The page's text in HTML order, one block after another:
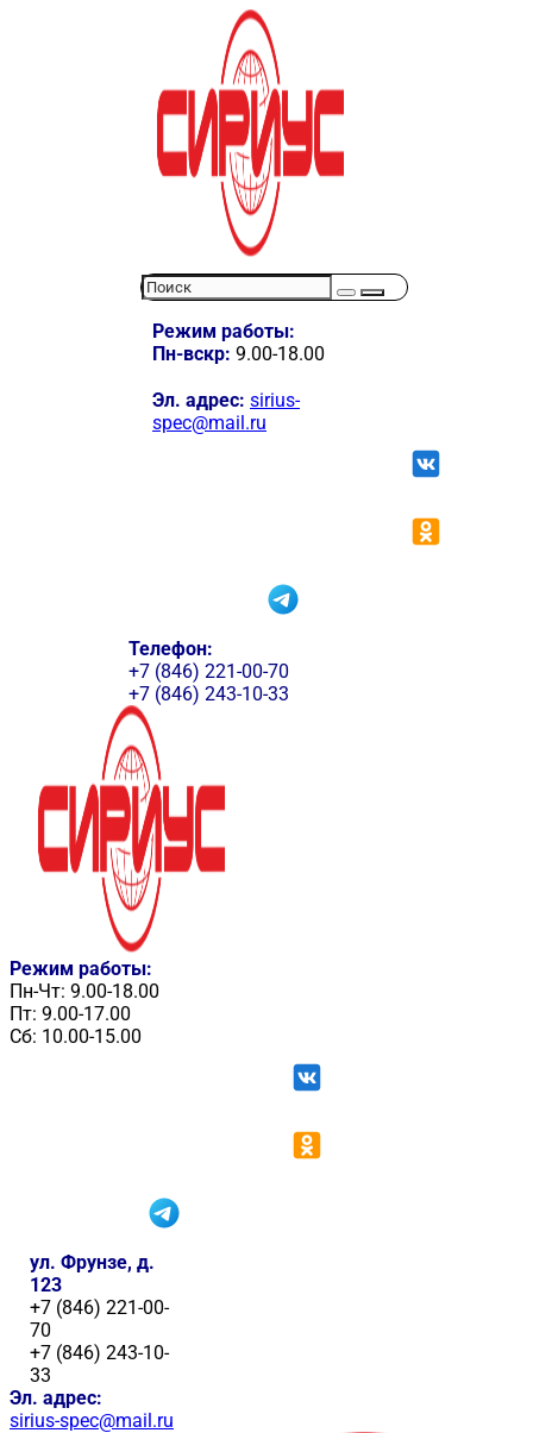
Режим работы:
Пн-вскр: 9.00-18.00
Эл. адрес: sirius-
spec@mail.ru
Телефон:
+7 (846) 221-00-70
+7 (846) 243-10-33
Режим работы:
Пн-Чт: 9.00-18.00
Пт: 9.00-17.00
Сб: 10.00-15.00
ул. Фрунзе, д.
123
+7 (846) 221-00-
70
+7 (846) 243-10-
33
Эл. адрес:
sirius-spec@mail.ru